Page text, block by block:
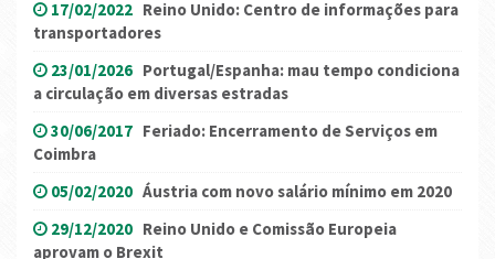
17/02/2022 Reino Unido: Centro de informações para
transportadores
23/01/2026 Portugal/Espanha: mau tempo condiciona
a circulação em diversas estradas
30/06/2017 Feriado: Encerramento de Serviços em
Coimbra
05/02/2020 Áustria com novo salário mínimo em 2020
29/12/2020 Reino Unido e Comissão Europeia
aprovam o Brexit